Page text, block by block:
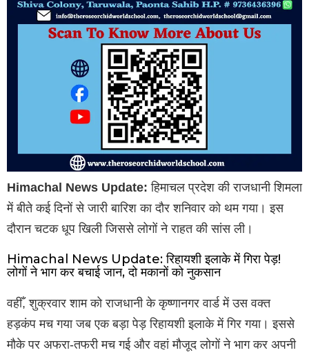
Himachal News Update: हिमाचल प्रदेश की राजधानी शिमला
में बीते कई दिनों से जारी बारिश का दौर शनिवार को थम गया। इस
दौरान चटक धूप खिली जिससे लोगों ने राहत की सांस ली।
Himachal News Update: रिहायशी इलाके में गिरा पेड़!
लोगों ने भाग कर बचाई जान, दो मकानों को नुकसान
वहीँ, शुक्रवार शाम को राजधानी के कृष्णानगर वार्ड में उस वक्त
हड़कंप मच गया जब एक बड़ा पेड़ रिहायशी इलाके में गिर गया। इससे
मौके पर अफरा-तफरी मच गई और वहां मौजूद लोगों ने भाग कर अपनी